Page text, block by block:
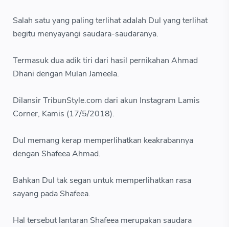
Salah satu yang paling terlihat adalah Dul yang terlihat
begitu menyayangi saudara-saudaranya.
Termasuk dua adik tiri dari hasil pernikahan Ahmad
Dhani dengan Mulan Jameela.
Dilansir TribunStyle.com dari akun Instagram Lamis
Corner, Kamis (17/5/2018).
Dul memang kerap memperlihatkan keakrabannya
dengan Shafeea Ahmad.
Bahkan Dul tak segan untuk memperlihatkan rasa
sayang pada Shafeea.
Hal tersebut lantaran Shafeea merupakan saudara